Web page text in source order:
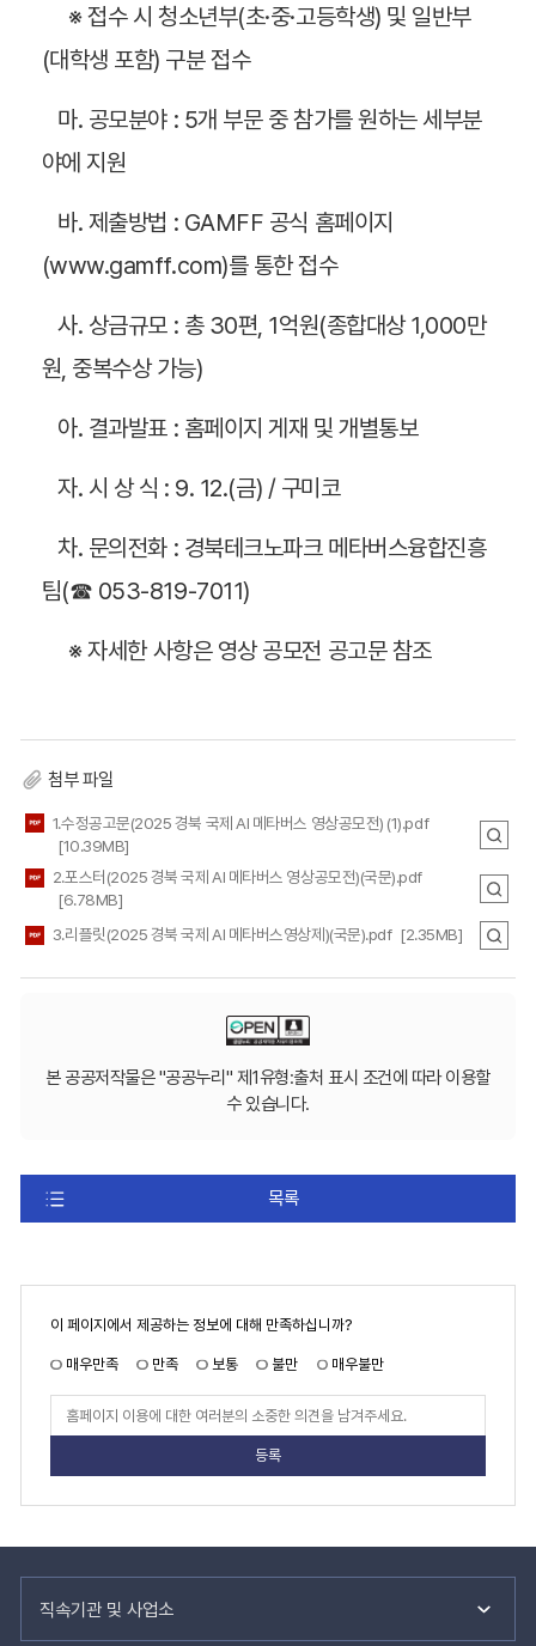
통)
시
세
기
※ 접수 시 청소년부(초·중·고등학생) 및 일반부
(대학생 포함) 구분 접수
마. 공모분야 : 5개 부문 중 참가를 원하는 세부분
야에 지원
바. 제출방법 : GAMFF 공식 홈페이지
(www.gamff.com)를 통한 접수
사. 상금규모 : 총 30편, 1억원(종합대상 1,000만
원, 중복수상 가능)
아. 결과발표 : 홈페이지 게재 및 개별통보
자. 시 상 식 : 9. 12.(금) / 구미코
차. 문의전화 : 경북테크노파크 메타버스융합진흥
팀(☎ 053-819-7011)
※ 자세한 사항은 영상 공모전 공고문 참조
첨부 파일
1.수정공고문(2025 경북 국제 AI 메타버스 영상공모전) (1).pdf
[10.39MB]
2.포스터(2025 경북 국제 AI 메타버스 영상공모전)(국문).pdf
[6.78MB]
3.리플릿(2025 경북 국제 AI 메타버스영상제)(국문).pdf [2.35MB]
본 공공저작물은 "공공누리" 제1유형:출처 표시 조건에 따라 이용할
수 있습니다.
목록
페
이
만
도
이 페이지에서 제공하는 정보에 대해 만족하십니까?
매우만족 만족 보통 불만
매우불만
페
관
직속기관 및 사업소